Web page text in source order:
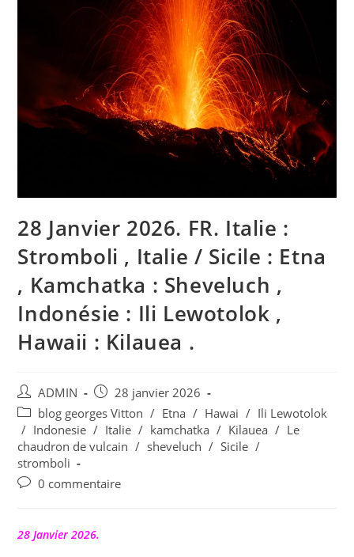
28 Janvier 2026. FR. Italie :
Stromboli , Italie / Sicile : Etna
, Kamchatka : Sheveluch ,
Indonésie : Ili Lewotolok ,
Hawaii : Kilauea .
Auteur/autrice
de
la
publication :
ADMIN
Publication
publiée :
28 janvier 2026
Post
category:
blog georges Vitton / Etna / Hawai / Ili Lewotolok
/ Indonesie / Italie / kamchatka / Kilauea / Le
chaudron de vulcain / sheveluch / Sicile /
stromboli
Commentaires
publication :
0 commentaire
28 Janvier 2026.